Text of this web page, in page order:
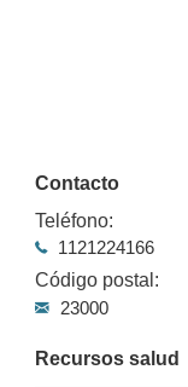
Contacto
Teléfono:
1121224166
Código postal:
23000
Recursos salud